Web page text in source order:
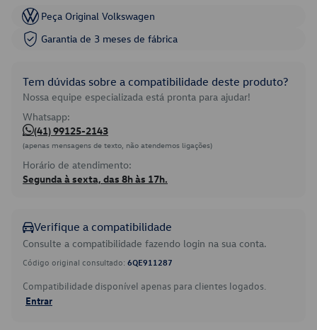
Peça Original Volkswagen
Garantia de 3 meses de fábrica
Tem dúvidas sobre a compatibilidade deste produto?
Nossa equipe especializada está pronta para ajudar!
Whatsapp:
(41) 99125-2143
(apenas mensagens de texto, não atendemos ligações)
Horário de atendimento:
Segunda à sexta, das 8h às 17h.
Verifique a compatibilidade
Consulte a compatibilidade fazendo login na sua conta.
Código original consultado: 6QE911287
Compatibilidade disponível apenas para clientes logados.
Entrar